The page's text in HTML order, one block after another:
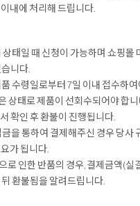
내에 처리해 드립니다.
태일 때 신청이 가능하며 쇼핑몰
니다.
수령일로부터 7일 이내 접수하여
상태로 제품이 선회수되어야 합
확인 후 환불이 진행됩니다.
을 통하여 결제해주신 경우 당사
가 됩니다.
로 인한 반품의 경우, 결제금액(실
환불됨을 알려드립니다.